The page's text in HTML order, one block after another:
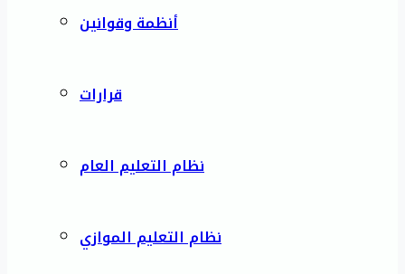
أنظمة وقوانين
قرارات
نظام التعليم العام
نظام التعليم الموازي